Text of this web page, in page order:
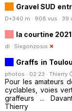
Gravel SUD
D+340 m · 908 vus · 39
la courtine 2021
dl · Sixgonzosix
Graffs in
photos · 02:23 · Thierry
Pour les amateurs
cyclables, voies
graffeurs ...
Thierry